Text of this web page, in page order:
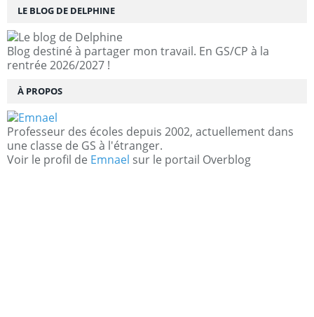
LE BLOG DE DELPHINE
Blog destiné à partager mon travail. En GS/CP à la
rentrée 2026/2027 !
À PROPOS
Professeur des écoles depuis 2002, actuellement dans
une classe de GS à l'étranger.
Voir le profil de Emnael sur le portail Overblog